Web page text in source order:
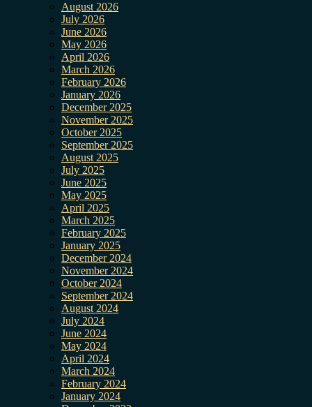
August 2026
July 2026
June 2026
May 2026
April 2026
March 2026
February 2026
January 2026
December 2025
November 2025
October 2025
September 2025
August 2025
July 2025
June 2025
May 2025
April 2025
March 2025
February 2025
January 2025
December 2024
November 2024
October 2024
September 2024
August 2024
July 2024
June 2024
May 2024
April 2024
March 2024
February 2024
January 2024